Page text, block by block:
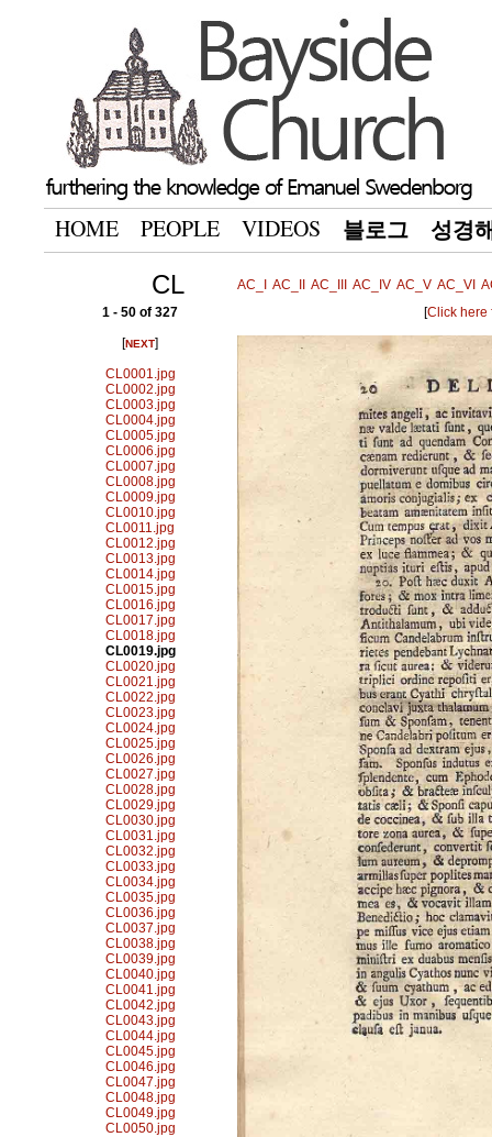
HOME PEOPLE VIDEOS 블로그 성경
CL AC_I AC_II AC_III AC_IV AC_V AC_VI
1 - 50 of 327
[NEXT]
CL0001.jpg
CL0002.jpg
CL0003.jpg
CL0004.jpg
CL0005.jpg
CL0006.jpg
CL0007.jpg
CL0008.jpg
CL0009.jpg
CL0010.jpg
CL0011.jpg
CL0012.jpg
CL0013.jpg
CL0014.jpg
CL0015.jpg
CL0016.jpg
CL0017.jpg
CL0018.jpg
CL0019.jpg
CL0020.jpg
CL0021.jpg
CL0022.jpg
CL0023.jpg
CL0024.jpg
CL0025.jpg
CL0026.jpg
CL0027.jpg
CL0028.jpg
CL0029.jpg
CL0030.jpg
CL0031.jpg
CL0032.jpg
CL0033.jpg
CL0034.jpg
CL0035.jpg
CL0036.jpg
CL0037.jpg
CL0038.jpg
CL0039.jpg
CL0040.jpg
CL0041.jpg
CL0042.jpg
CL0043.jpg
CL0044.jpg
CL0045.jpg
CL0046.jpg
CL0047.jpg
CL0048.jpg
CL0049.jpg
CL0050.jpg
[Click here